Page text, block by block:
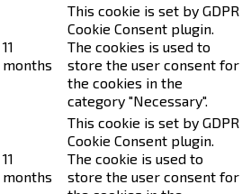
11
months
This cookie is set by GDPR
Cookie Consent plugin.
The cookies is used to
store the user consent for
the cookies in the
category "Necessary".
11
months
This cookie is set by GDPR
Cookie Consent plugin.
The cookie is used to
store the user consent for